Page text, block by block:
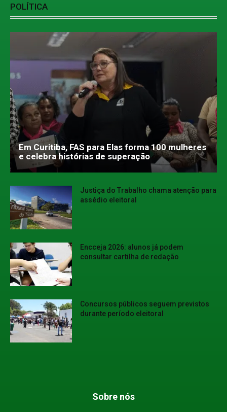
POLÍTICA
Em Curitiba, FAS para Elas forma 100 mulheres
e celebra histórias de superação
Justiça do Trabalho chama atenção para
assédio eleitoral
Encceja 2026: alunos já podem
consultar cartilha de redação
Concursos públicos seguem previstos
durante período eleitoral
Sobre nós